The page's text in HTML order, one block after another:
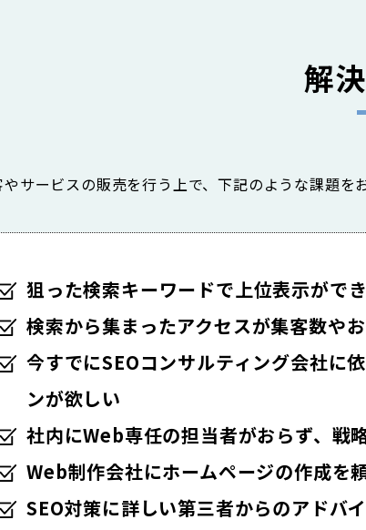
解
サービスの販売を行う上で、下記のような課題
狙った検索キーワードで上位表示がで
検索から集まったアクセスが集客数や
今すでにSEOコンサルティング会社に
ンが欲しい
社内にWeb専任の担当者がおらず、戦
Web制作会社にホームページの作成を
SEO対策に詳しい第三者からのアドバ